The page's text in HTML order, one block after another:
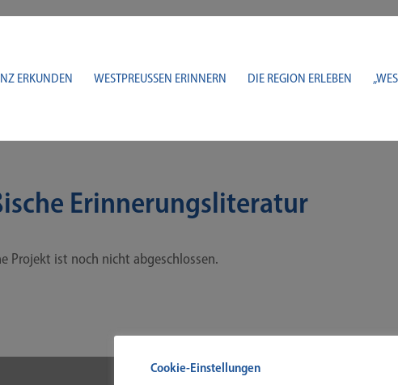
ERKUNDEN WESTPREUSSEN ERINNERN DIE REGION ERLEBEN
Erinnerungsliteratur
Pro­jekt ist noch nicht abgeschlossen.
Cookie-Einstellungen